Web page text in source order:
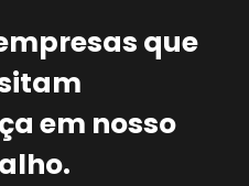
que
em nosso